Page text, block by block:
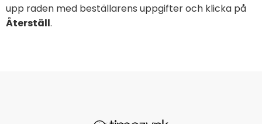
upp raden med beställarens uppgifter och klicka på
Återställ.